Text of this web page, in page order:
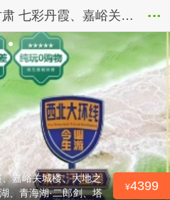
青岛旅行社去青海甘肃 七彩丹霞、嘉峪关城楼、大地之子、莫高窟、鸣沙山、察尔汗盐湖、青海湖·二郎剑、塔尔寺双飞8日游
嘉峪关城楼、大地之
、青海湖·二郎剑、塔
4399